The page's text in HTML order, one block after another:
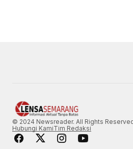
© 2024 Newsreader. All Rights
Hubungi KamiTim Redaksi